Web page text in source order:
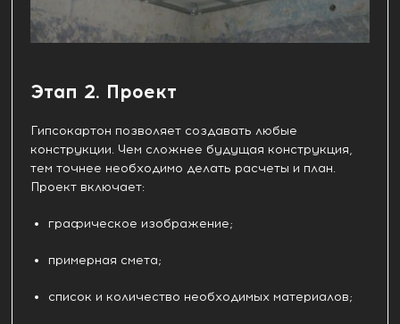
Этап 2. Проект
Гипсокартон позволяет создавать любые
конструкции. Чем сложнее будущая конструкция,
тем точнее необходимо делать расчеты и план.
Проект включает:
графическое изображение;
примерная смета;
список и количество необходимых материалов;